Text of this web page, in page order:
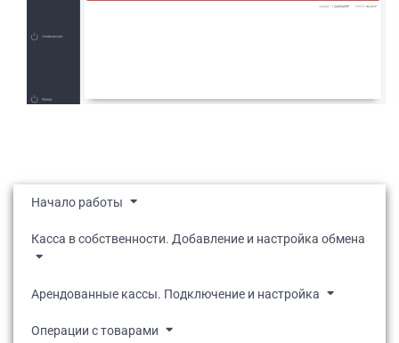
Начало работы
Касса в собственности. Добавление и настройка обмена
Арендованные кассы. Подключение и настройка
Операции с товарами